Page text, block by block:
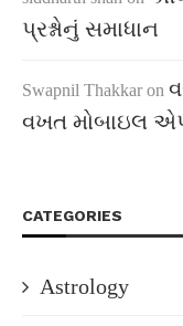
પ્રશ્નોનું સમાધાન
Swapnil Thakkar on
વખત મોબાઇલ
CATEGORIES
Astrology